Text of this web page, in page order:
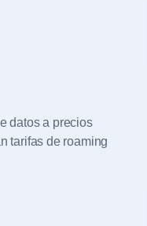
datos a precios
tarifas de roaming